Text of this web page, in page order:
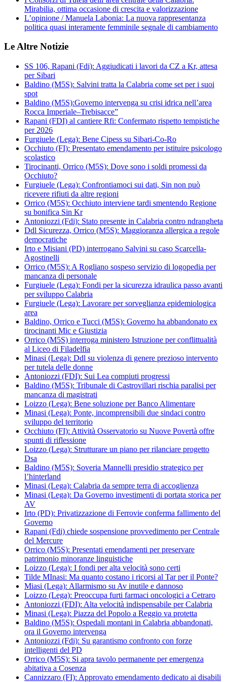
Mirabilia, ottima occasione di crescita e valorizzazione
L’opinione / Manuela Labonia: La nuova rappresentanza
politica quasi interamente femminile segnale di cambiamento
Le Altre Notizie
SS 106, Rapani (Fdi): Aggiudicati i lavori da CZ a Kr, attesa
per Sibari
Baldino (M5S): Salvini tratta la Calabria come set per i suoi
spot
Baldino (M5S):Governo intervenga su crisi idrica nell’area
Rocca Imperiale–Trebisacce”
Rapani (FDI) al cantiere Rfi: Confermato rispetto tempistiche
per 2026
Furgiuele (Lega): Bene Cipess su Sibari-Co-Ro
Occhiuto (FI): Presentato emendamento per istituire psicologo
scolastico
Tirocinanti, Orrico (M5S): Dove sono i soldi promessi da
Occhiuto?
Furgiuele (Lega): Confrontiamoci sui dati, Sin non può
ricevere rifiuti da altre regioni
Orrico (M5S): Occhiuto interviene tardi smentendo Regione
su bonifica Sin Kr
Antoniozzi (Fdi): Stato presente in Calabria contro ndrangheta
Ddl Sicurezza, Orrico (M5S): Maggioranza allergica a regole
democratiche
Irto e Misiani (PD) interrogano Salvini su caso Scarcella-
Agostinelli
Orrico (M5S): A Rogliano sospeso servizio di logopedia per
mancanza di personale
Furgiuele (Lega): Fondi per la sicurezza idraulica passo avanti
per sviluppo Calabria
Furgiuele (Lega): Lavorare per sorveglianza epidemiologica
area
Baldino, Orrico e Tucci (M5S): Governo ha abbandonato ex
tirocinanti Mic e Giustizia
Orrico (M5S) interroga ministero Istruzione per conflittualità
al Liceo di Filadelfia
Minasi (Lega): Ddl su violenza di genere prezioso intervento
per tutela delle donne
Antoniozzi (FDI): Sui Lea compiuti progressi
Baldino (M5S): Tribunale di Castrovillari rischia paralisi per
mancanza di magistrati
Loizzo (Lega): Bene soluzione per Banco Alimentare
Minasi (Lega): Ponte, incomprensibili due sindaci contro
sviluppo del territorio
Occhiuto (FI): Attività Osservatorio su Nuove Povertà offre
spunti di riflessione
Loizzo (Lega): Strutturare un piano per rilanciare progetto
Dsa
Baldino (M5S): Soveria Mannelli presidio strategico per
l’hinterland
Minasi (Lega): Calabria da sempre terra di accoglienza
Minasi (Lega): Da Governo investimenti di portata storica per
AV
Irto (PD): Privatizzazione di Ferrovie conferma fallimento del
Governo
Rapani (Fdi) chiede sospensione provvedimento per Centrale
del Mercure
Orrico (M5S): Presentati emendamenti per preservare
patrimonio minoranze linguistiche
Loizzo (Lega): I fondi per alta velocità sono certi
Tilde MInasi: Ma quanto costano i ricorsi al Tar per il Ponte?
Miasi (Lega): Allarmismo su Av inutile e dannoso
Loizzo (Lega): Preoccupa furti farmaci oncologici a Cetraro
Antoniozzi (FDI): Alta velocità indispensabile per Calabria
Minasi (Lega): Piazza del Popolo a Reggio va protetta
Baldino (M5S): Ospedali montani in Calabria abbandonati,
ora il Governo intervenga
Antoniozzi (Fdi): Su garantismo confronto con forze
intelligenti del PD
Orrico (M5S): Si apra tavolo permanente per emergenza
abitativa a Cosenza
Cannizzaro (FI): Approvato emendamento dedicato ai disabili